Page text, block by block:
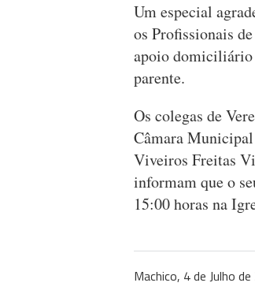
Um especial
os Profissionais
apoio domiciliário
parente.
Os colegas de
Câmara
Viveiros Freitas
informam que o
15:00 horas na
Machico, 4 de Julho